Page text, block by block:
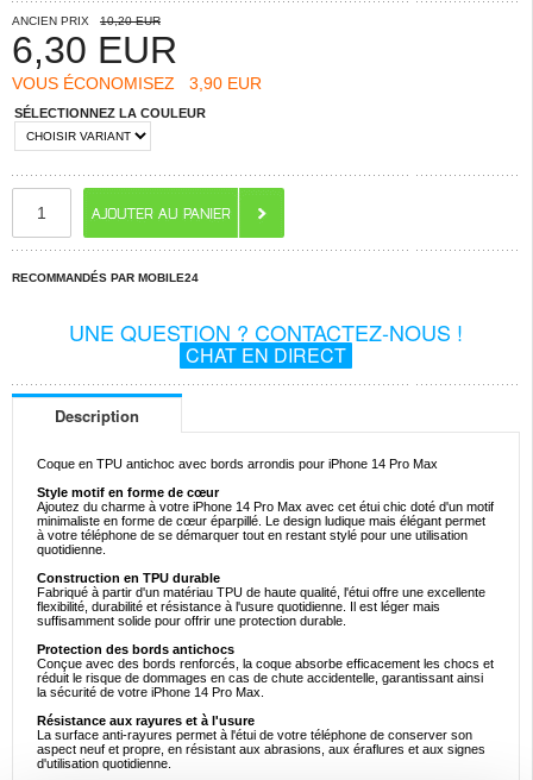
ANCIEN PRIX 10,20 EUR
6,30 EUR
VOUS ÉCONOMISEZ 3,90 EUR
SÉLECTIONNEZ LA COULEUR
RECOMMANDÉS PAR MOBILE24
UNE QUESTION ? CONTACTEZ-NOUS !
CHAT EN DIRECT
Description
Coque en TPU antichoc avec bords arrondis pour iPhone 14 Pro Max
Style motif en forme de cœur
Ajoutez du charme à votre iPhone 14 Pro Max avec cet étui chic doté d'un motif
minimaliste en forme de cœur éparpillé. Le design ludique mais élégant permet
à votre téléphone de se démarquer tout en restant stylé pour une utilisation
quotidienne.
Construction en TPU durable
Fabriqué à partir d'un matériau TPU de haute qualité, l'étui offre une excellente
flexibilité, durabilité et résistance à l'usure quotidienne. Il est léger mais
suffisamment solide pour offrir une protection durable.
Protection des bords antichocs
Conçue avec des bords renforcés, la coque absorbe efficacement les chocs et
réduit le risque de dommages en cas de chute accidentelle, garantissant ainsi
la sécurité de votre iPhone 14 Pro Max.
Résistance aux rayures et à l'usure
La surface anti-rayures permet à l'étui de votre téléphone de conserver son
aspect neuf et propre, en résistant aux abrasions, aux éraflures et aux signes
d'utilisation quotidienne.